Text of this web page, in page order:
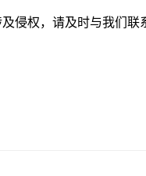
侵权，请及时与我们联